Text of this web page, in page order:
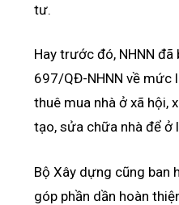
tư.
Hay trước đó, NHNN
697/QĐ-NHNN về mức
thuê mua nhà ở xã hội,
tạo, sửa chữa nhà để ở
Bộ Xây dựng cũng ban
góp phần dần hoàn